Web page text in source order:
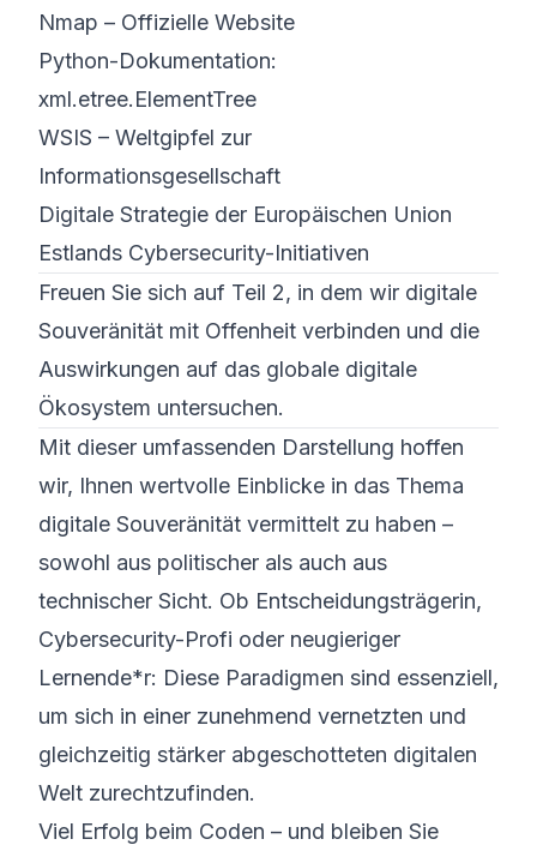
Nmap – Offizielle Website
Python-Dokumentation:
xml.etree.ElementTree
WSIS – Weltgipfel zur
Informationsgesellschaft
Digitale Strategie der Europäischen Union
Estlands Cybersecurity-Initiativen
Freuen Sie sich auf Teil 2, in dem wir digitale
Souveränität mit Offenheit verbinden und die
Auswirkungen auf das globale digitale
Ökosystem untersuchen.
Mit dieser umfassenden Darstellung hoffen
wir, Ihnen wertvolle Einblicke in das Thema
digitale Souveränität vermittelt zu haben –
sowohl aus politischer als auch aus
technischer Sicht. Ob Entscheidungsträgerin,
Cybersecurity-Profi oder neugieriger
Lernende*r: Diese Paradigmen sind essenziell,
um sich in einer zunehmend vernetzten und
gleichzeitig stärker abgeschotteten digitalen
Welt zurechtzufinden.
Viel Erfolg beim Coden – und bleiben Sie